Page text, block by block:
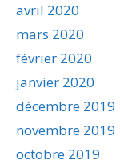
avril 2020
mars 2020
février 2020
janvier 2020
décembre 2019
novembre 2019
octobre 2019